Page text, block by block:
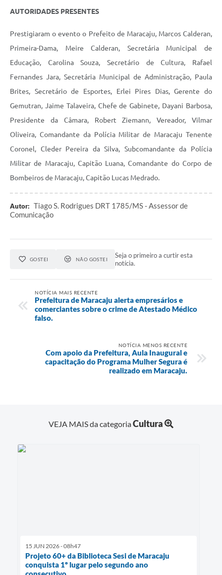
AUTORIDADES PRESENTES
Prestigiaram o evento o Prefeito de Maracaju, Marcos Calderan,
Primeira-Dama, Meire Calderan, Secretária Municipal de
Educação, Carolina Souza, Secretário de Cultura, Rafael
Fernandes Jara, Secretária Municipal de Administração, Paula
Brites, Secretário de Esportes, Erlei Pires Dias, Gerente do
Gemutran, Jaime Talaveira, Chefe de Gabinete, Dayani Barbosa,
Presidente da Câmara, Robert Ziemann, Vereador, Vilmar
Oliveira, Comandante da Polícia Militar de Maracaju Tenente
Coronel, Cleder Pereira da Silva, Subcomandante da Polícia
Militar de Maracaju, Capitão Luana, Comandante do Corpo de
Bombeiros de Maracaju, Capitão Lucas Medrado.
Autor: Tiago S. Rodrigues DRT 1785/MS - Assessor de
Comunicação
GOSTEI NÃO GOSTEI
Seja o primeiro a curtir esta
notícia.
NOTÍCIA MAIS RECENTE
Prefeitura de Maracaju alerta empresários e
comerciantes sobre o crime de Atestado Médico
falso.
NOTÍCIA MENOS RECENTE
Com apoio da Prefeitura, Aula Inaugural e
capacitação do Programa Mulher Segura é
realizado em Maracaju.
VEJA MAIS da categoriaCultura
15 JUN 2026 - 08h47
Projeto 60+ da Biblioteca Sesi de Maracaju
conquista 1º lugar pelo segundo ano